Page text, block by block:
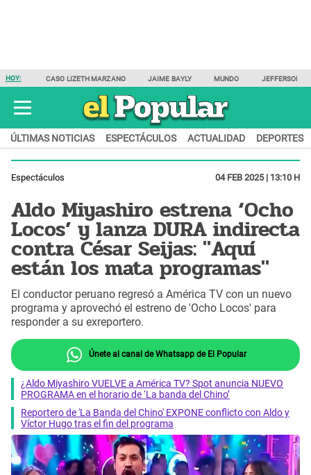
HOY: CASO LIZETH MARZANO JAIME BAYLY MUNDO JEFFERSON
ÚLTIMAS NOTICIAS ESPECTÁCULOS ACTUALIDAD DEPORTES
Espectáculos 04 FEB 2025 | 13:10 H
Aldo Miyashiro estrena ‘Ocho
Locos’ y lanza DURA indirecta
contra César Seijas: "Aquí
están los mata programas"
El conductor peruano regresó a América TV con un nuevo
programa y aprovechó el estreno de 'Ocho Locos' para
responder a su exreportero.
Únete al canal de Whatsapp de El Popular
¿Aldo Miyashiro VUELVE a América TV? Spot anuncia NUEVO
PROGRAMA en el horario de ‘La banda del Chino’
Reportero de 'La Banda del Chino' EXPONE conflicto con Aldo y
Víctor Hugo tras el fin del programa